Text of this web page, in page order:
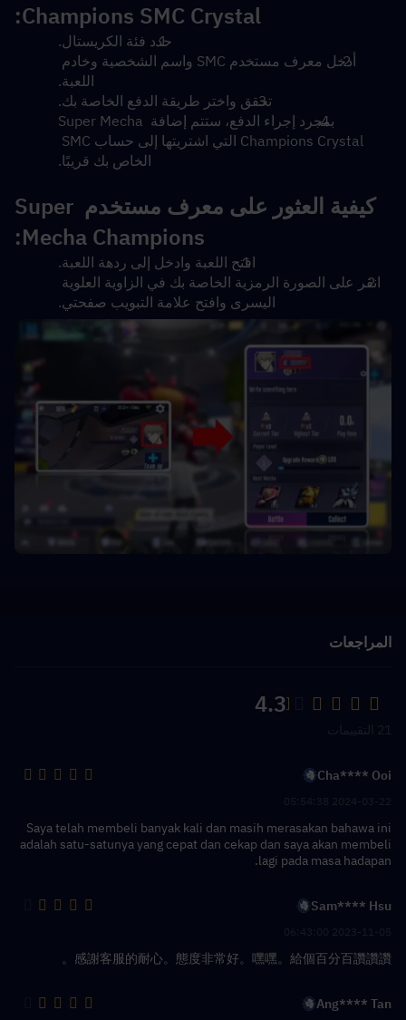
Champions SMC Crystal:
حدد فئة الكريستال.
اللعبة.
تحقق واختر طريقة الدفع الخاصة بك.
بمجرد إجراء الدفع، ستتم إضافة Super Mecha
الخاص بك قريبًا.
كيفية العثور على معرف مستخدم Super
Mecha Champions:
افتح اللعبة وادخل إلى ردهة اللعبة.
اليسرى وافتح علامة التبويب صفحتي.
المراجعات
4.3
Cha**** Ooi
Saya telah membeli banyak kali dan masih merasakan bahawa ini
adalah satu-satunya yang cepat dan cekap dan saya akan membeli
lagi pada masa hadapan.
Sam**** Hsu
感謝客服的耐心。態度非常好。嘿嘿。給個百分百讚讚讚。
Ang**** Tan